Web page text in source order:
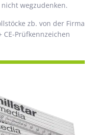
wegzudenken.
zb. von der Firma
CE-Prüfkennzeichen